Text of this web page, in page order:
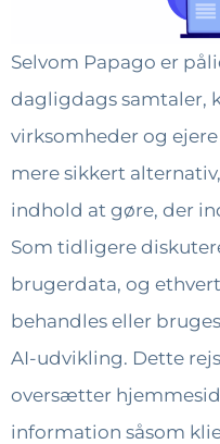
Selvom Papago er
dagligdags samtaler,
virksomheder og
mere sikkert
indhold at gøre, der
Som tidligere
brugerdata, og
behandles eller
AI-udvikling. Dette
oversætter
information såsom